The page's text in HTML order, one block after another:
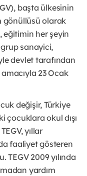
başta ülkesinin
gönüllüsü olarak
eğitimin her şeyin
sanayici,
devlet tarafından
23 Ocak
değişir, Türkiye
çocuklara okul dışı
yıllar
faaliyet gösteren
TEGV 2009 yılında
yardım